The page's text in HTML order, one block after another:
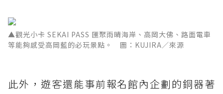
▲觀光小卡 SEKAI PASS 匯聚雨晴海岸、高岡大佛、路面電車
等能夠感受高岡藍的必玩景點。 圖：KUJIRA／來源
此外，遊客還能事前報名館內企劃的銅器著